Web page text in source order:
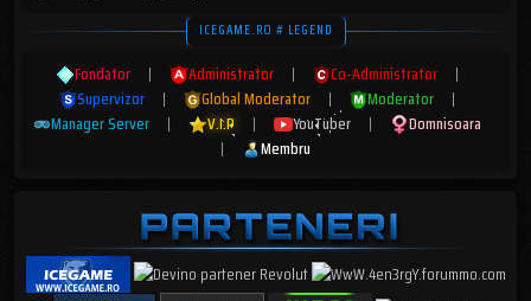
ICEGAME.RO # LEGEND
Fondator | Administrator | Co-Administrator
|
Supervizor
| Global Moderator | Moderator
|
Manager Server
| V.I.P | YouTuber |
Domnisoara
|
Membru